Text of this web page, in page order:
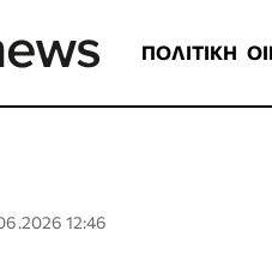
ΠΟΛΙΤΙΚΗ
12:46